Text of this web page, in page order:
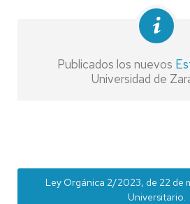
Publicados los nuevos
Universidad de
Ley Orgánica 2/2023, de 22 de
Universitario.